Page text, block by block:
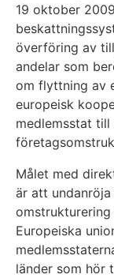
19 oktober
överföring av
andelar som
om flyttning av
europeisk
medlemsstat till
Målet med
är att
Europeiska
länder som hör